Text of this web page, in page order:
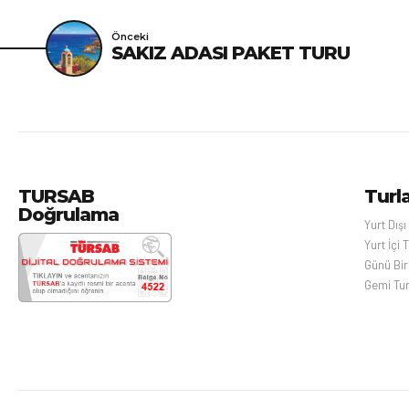
Önceki
SAKIZ ADASI PAKET TURU
TURSAB
Doğrulama
Yurt
Yurt İçi
Günü
Gemi